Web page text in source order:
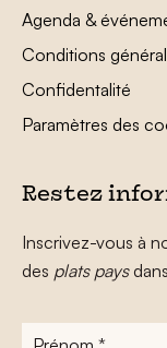
Agenda &
Conditions
Confidentalité
Paramètres des
Restez
Inscrivez-vous à
des plats pays
Prénom